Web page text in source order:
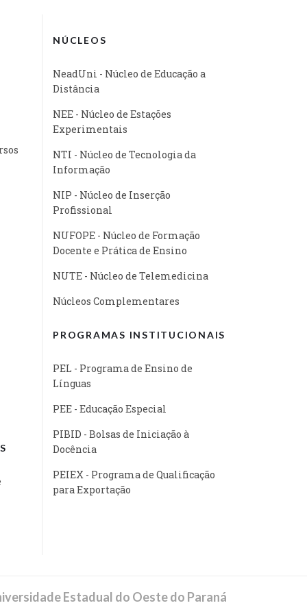
NÚCLEOS
NeadUni - Núcleo de Educação a
Distância
NEE - Núcleo de Estações
Experimentais
NTI - Núcleo de Tecnologia da
Informação
NIP - Núcleo de Inserção
Profissional
NUFOPE - Núcleo de Formação
Docente e Prática de Ensino
NUTE - Núcleo de Telemedicina
Núcleos Complementares
PROGRAMAS INSTITUCIONAIS
PEL - Programa de Ensino de
Línguas
PEE - Educação Especial
PIBID - Bolsas de Iniciação à
Docência
PEIEX - Programa de Qualificação
para Exportação
Estadual do Oeste do Paraná